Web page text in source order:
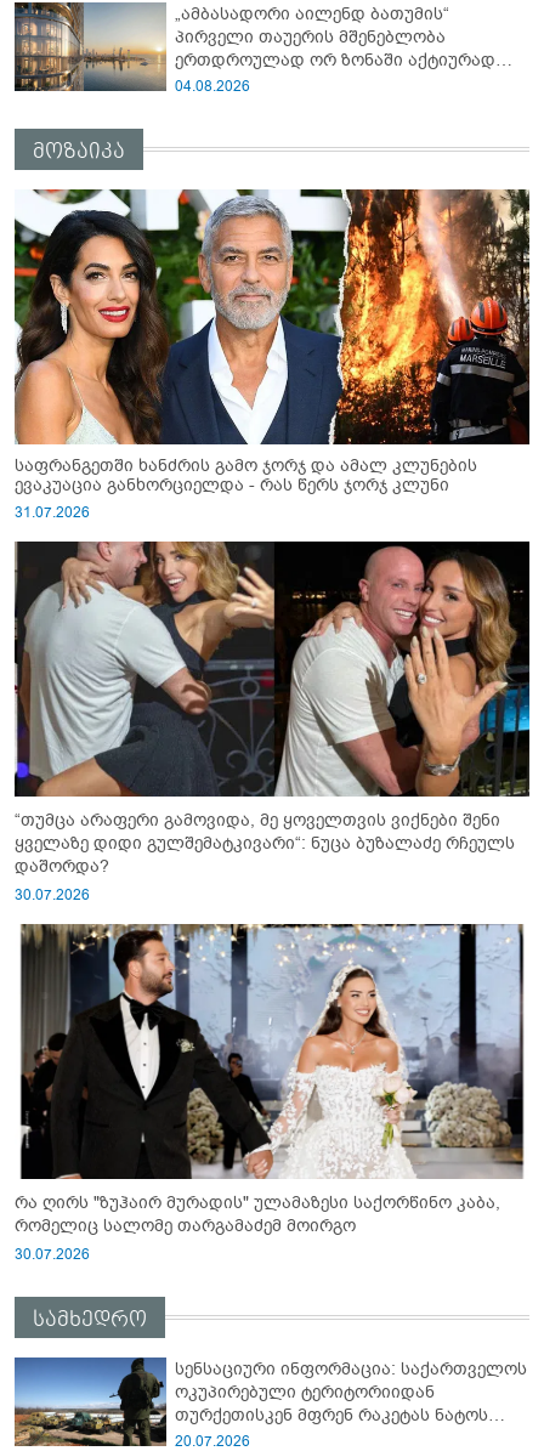
„ამბასადორი აილენდ ბათუმის“
პირველი თაუერის მშენებლობა
ერთდროულად ორ ზონაში აქტიურად
მიმდინარეობს
04.08.2026
მოზაიკა
საფრანგეთში ხანძრის გამო ჯორჯ და ამალ კლუნების
ევაკუაცია განხორციელდა - რას წერს ჯორჯ კლუნი
31.07.2026
“თუმცა არაფერი გამოვიდა, მე ყოველთვის ვიქნები შენი
ყველაზე დიდი გულშემატკივარი“: ნუცა ბუზალაძე რჩეულს
დაშორდა?
30.07.2026
რა ღირს "ზუჰაირ მურადის" ულამაზესი საქორწინო კაბა,
რომელიც სალომე თარგამაძემ მოირგო
30.07.2026
სამხედრო
სენსაციური ინფორმაცია: საქართველოს
ოკუპირებული ტერიტორიიდან
თურქეთისკენ მფრენ რაკეტას ნატოს
სამიტი კინაღამ ჩაუშლია
20.07.2026